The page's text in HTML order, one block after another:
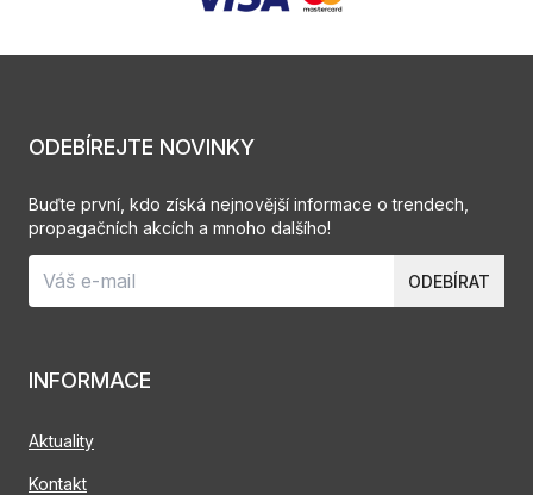
INFORMACE
Aktuality
Kontakt
ODEBÍREJTE NOVINKY
Buďte první, kdo získá nejnovější informace o trendech,
propagačních akcích a mnoho dalšího!
ODEBÍRAT